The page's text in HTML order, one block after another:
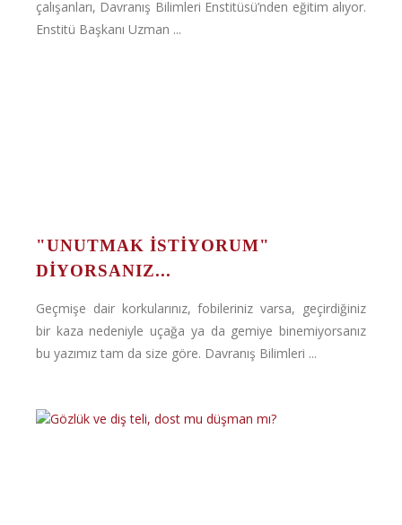
çalışanları, Davranış Bilimleri Enstitüsü’nden eğitim alıyor.
Enstitü Başkanı Uzman ...
"UNUTMAK İSTİYORUM"
DIYORSANIZ...
Geçmişe dair korkularınız, fobileriniz varsa, geçirdiğiniz
bir kaza nedeniyle uçağa ya da gemiye binemiyorsanız
bu yazımız tam da size göre. Davranış Bilimleri ...